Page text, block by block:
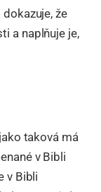
že
a naplňuje je,
taková má
v Bibli
v Bibli